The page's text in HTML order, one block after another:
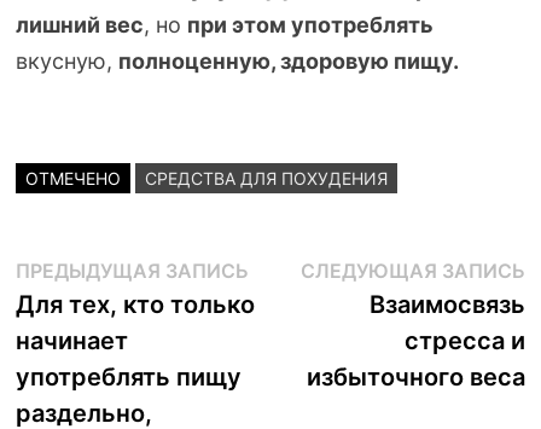
лишний вес, но при этом употреблять
вкусную, полноценную, здоровую пищу.
ОТМЕЧЕНО СРЕДСТВА ДЛЯ ПОХУДЕНИЯ
Навигация
по
записям
ПРЕДЫДУЩАЯ ЗАПИСЬПредыдущая
запись:
Для тех, кто только
начинает
употреблять пищу
раздельно,
СЛЕДУЮЩАЯ ЗАПИСЬ
Взаимосвязь
стресса и
избыточного веса